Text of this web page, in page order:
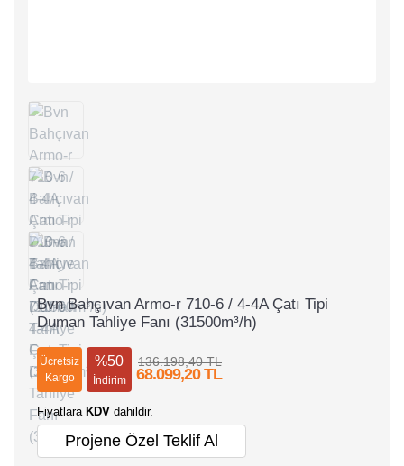
Bvn Bahçıvan Armo-r 710-6 / 4-4A Çatı Tipi
Duman Tahliye Fanı (31500m³/h)
Ücretsiz
Kargo
%50
İndirim
136.198,40 TL
68.099,20 TL
Fiyatlara KDV dahildir.
Projene Özel Teklif Al